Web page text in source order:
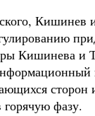
Кишинев
Кишинева и
сторон
фазу.